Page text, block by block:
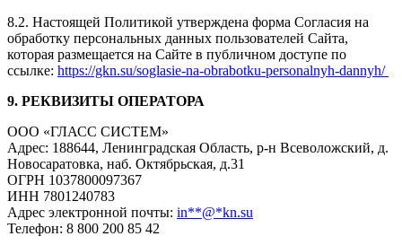
8.2. Настоящей Политикой утверждена форма Согласия на
обработку персональных данных пользователей Сайта,
которая размещается на Сайте в публичном доступе по
ссылке: https://gkn.su/soglasie-na-obrabotku-personalnyh-dannyh/
9. РЕКВИЗИТЫ ОПЕРАТОРА
ООО «ГЛАСС СИСТЕМ»
Адрес: 188644, Ленинградская Область, р-н Всеволожский, д.
Новосаратовка, наб. Октябрьская, д.31
ОГРН 1037800097367
ИНН 7801240783
Адрес электронной почты: in**@*kn.su
Телефон: 8 800 200 85 42